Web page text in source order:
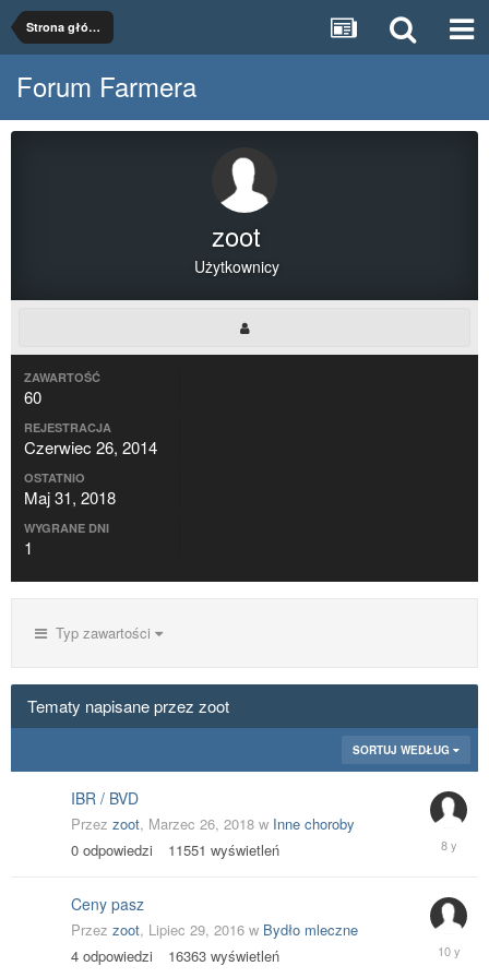
Strona główna
Forum Farmera
zoot
Użytkownicy
ZAWARTOŚĆ
60
REJESTRACJA
Czerwiec 26, 2014
OSTATNIO
Maj 31, 2018
WYGRANE DNI
1
Typ zawartości
Tematy napisane przez zoot
SORTUJ WEDŁUG
IBR / BVD
Przez zoot, Marzec 26, 2018 w Inne choroby
0 odpowiedzi 11551 wyświetleń
Marzec
26,
Ceny pasz
Przez zoot, Lipiec 29, 2016 w Bydło mleczne
4 odpowiedzi 16363 wyświetleń
Lipiec
29,